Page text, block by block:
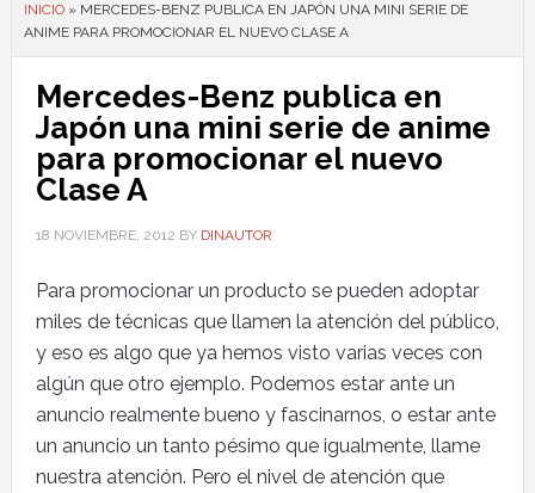
INICIO» MERCEDES-BENZ PUBLICA EN JAPÓN UNA MINI SERIE DE
ANIME PARA PROMOCIONAR EL NUEVO CLASE A
Mercedes-Benz publica en
Japón una mini serie de anime
para promocionar el nuevo
Clase A
18 NOVIEMBRE, 2012 BY DINAUTOR
Para promocionar un producto se pueden adoptar
miles de técnicas que llamen la atención del público,
y eso es algo que ya hemos visto varias veces con
algún que otro ejemplo. Podemos estar ante un
anuncio realmente bueno y fascinarnos, o estar ante
un anuncio un tanto pésimo que igualmente, llame
nuestra atención. Pero el nivel de atención que